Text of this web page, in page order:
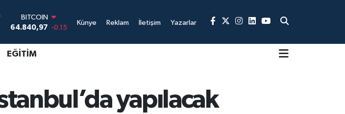
DOLAR
47,7436
0.18
55,2510
STERLİN
6660.55
BİST100
13.779 -14
Künye Reklam İletişim Yazarlar
EĞITIM
yapılacak